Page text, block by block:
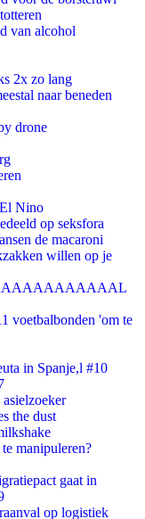
van alcohol
2x zo lang
naar beneden
drone
Nino
op seksfora
de macaroni
willen op je
voetbalbonden 'om te
in Spanje,l #10
the dust
manipuleren?
gaat in
op logistiek